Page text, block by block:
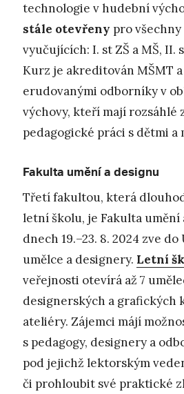
technologie v hudební
stále otevřeny pro
vyučujících: I. st ZŠ a MŠ, II.
Kurz je akreditován MŠMT
erudovanými odborníky v
výchovy, kteří mají rozsáhlé
pedagogické práci s dětmi a
Fakulta umění a designu
Třetí fakultou, která
letní školu, je Fakulta umění
dnech 19.–23. 8. 2024 zve
umělce a designery. Letní
veřejnosti otevírá až 7
designerských a grafických
ateliéry. Zájemci májí
s pedagogy, designery a
pod jejichž lektorským
či prohloubit své praktické